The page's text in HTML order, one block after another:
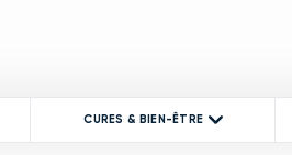
CURES & BIEN-ÊTRE